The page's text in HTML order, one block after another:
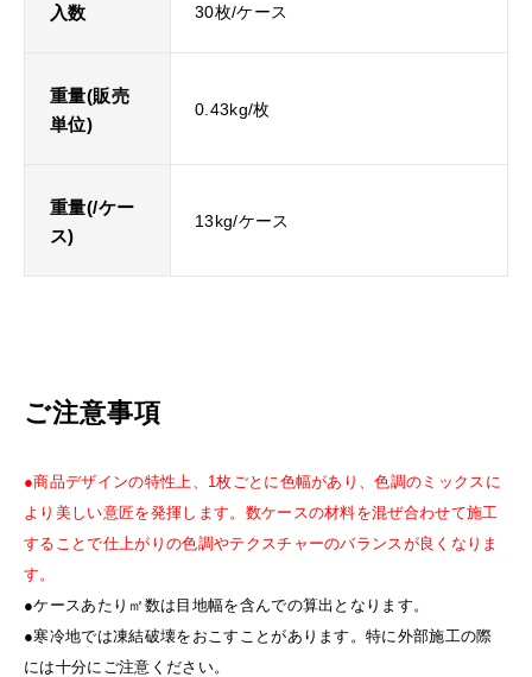
入数 30枚/ケース
重量(販売
単位)
0.43kg/枚
重量(/ケー
ス)
13kg/ケース
ご注意事項
●商品デザインの特性上、1枚ごとに色幅があり、色調のミックスに
より美しい意匠を発揮します。数ケースの材料を混ぜ合わせて施工
することで仕上がりの色調やテクスチャーのバランスが良くなりま
す。
●ケースあたり㎡数は目地幅を含んでの算出となります。
●寒冷地では凍結破壊をおこすことがあります。特に外部施工の際
には十分にご注意ください。